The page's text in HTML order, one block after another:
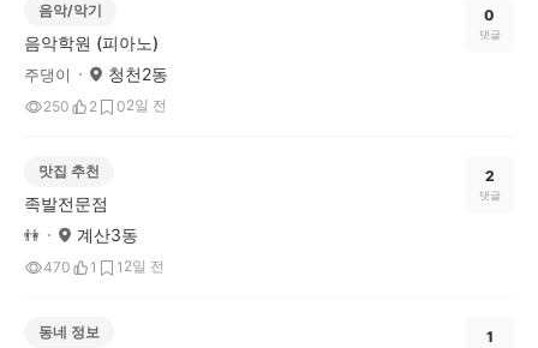
음악/악기
음악학원 (피아노)
주댕이 청천2동
250 2 02일 전
0
댓글
맛집 추천
족발전문점
👫 계산3동
470 1 1 2일 전
2
댓글
동네 정보 1